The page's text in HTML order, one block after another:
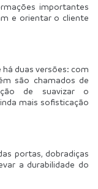
importantes
e orientar o cliente
duas versões: com
são chamados de
de suavizar o
mais sofisticação
portas, dobradiças
a durabilidade do